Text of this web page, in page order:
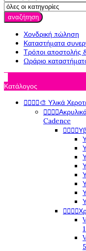
αναζήτηση
Χονδρική πώληση
Καταστήματα
Τρόποι αποστολής
Ωράριο
Κατάλογος
🎨 Υλικά

Cadence

